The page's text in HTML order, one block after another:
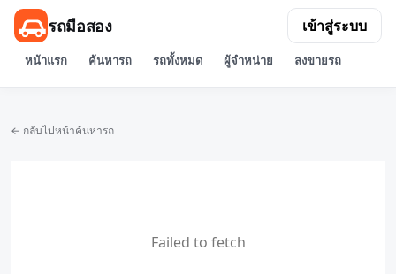
รถมือสอง
หน้าแรก ค้นหารถ รถทั้งหมด ผู้จำหน่าย ลงขายรถ
เข้าสู่ระบบ
← กลับไปหน้าค้นหารถ
Failed to fetch